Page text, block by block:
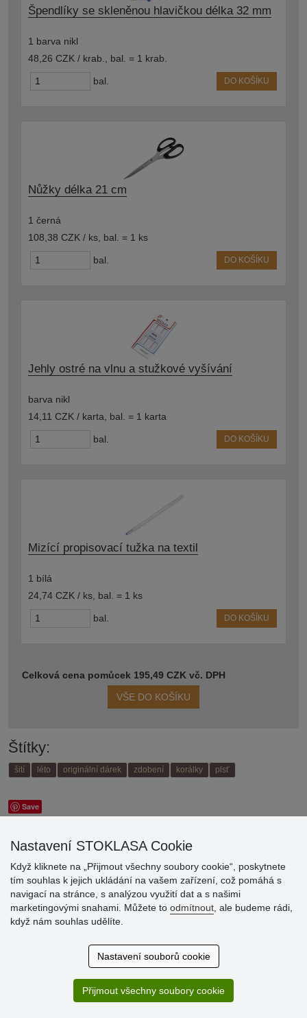
Špendlíky se skleněnou hlavičkou délka 32 mm
1 barva nikl
48,26 CZK / krab.
bal. = 1 krab.
bal. DO KOŠÍKU
Nůžky délka 21 cm
1 černá
108,38 CZK / ks bal. = 1 ks
bal. DO KOŠÍKU
Jehly ostré na vlnu a stužkové vyšívání
barva nikl
14,11 CZK / karta
bal. = 1 karta
bal. DO KOŠÍKU
Mizící propisovací tužka na textil
1 bílá
24,74 CZK / ks bal. = 1 ks
bal. DO KOŠÍKU
Celková cena pomůcek 195,49 CZK vč. DPH
VŠE DO KOŠÍKU
Štítky:
šití léto originální dárek zdobení korálky plsť
Save
Mohlo by se vám taky líbit:
Nastavení STOKLASA Cookie
Když kliknete na „Přijmout všechny soubory cookie“, poskytnete
tím souhlas k jejich ukládání na vašem zařízení, což pomáhá s
navigací na stránce, s analýzou využití dat a s našimi
marketingovými snahami. Můžete to odmítnout , ale budeme rádi,
když nám souhlas udělíte.
Nastavení souborů cookie
Přijmout všechny soubory cookie